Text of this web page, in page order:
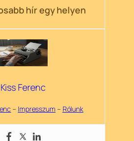
hír egy helyen
Kiss Ferenc
– Impresszum – Rólunk